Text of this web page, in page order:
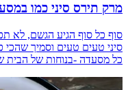
מרק תירס סיני כמו
סוף כל סוף הגיע הגשם, לא
סיני טעים טעים וסמיך שהכי
כל מסעדה -בנוחות של הבית